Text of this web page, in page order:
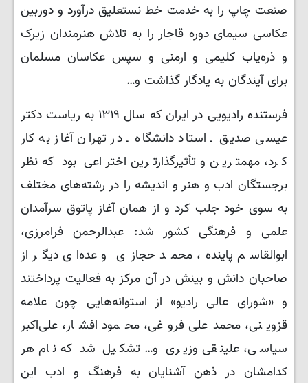
صنعت چاپ را به خدمت خط نستعلیق درآورد و دوربین
عکاسی سیمای دوره قاجار را به تلاش هنرمندان زیرک
و ذره‌یاب کلیمی و ارمنی و سپس عکاسان مسلمان
برای آیندگان به یادگار گذاشت و…
فرستنده رادیویی در ایران که سال ۱۳۱۹ به ریاست دکتر
عیسی صدیق ـ استاد دانشگاه ـ در تهران آغاز به کار
کرد، مهمترین و تأثیرگذارترین اختراعی بود که نظر
برجستگان ادب و هنر و اندیشه را در رشته‌های مختلف
به سوی خود جلب کرد و از همان آغاز پاتوق سرآمدان
علمی و فرهنگی کشور شد: عبدالرحمن فرامرزی،
ابوالقاسم پاینده، محمد حجازی و عده‌ای دیگر از
صاحبان دانش و بینش در آن مرکز به فعالیت پرداختند
و «شورای عالی رادیو» از استوانه‌هایی چون علامه
قزوینی، محمدعلی فروغی، محمود افشار، علی‌اکبر
سیاسی، علینقی وزیری و… تشکیل شد که نام هر
کدامشان در ذهن آشنایان به فرهنگ و ادب این